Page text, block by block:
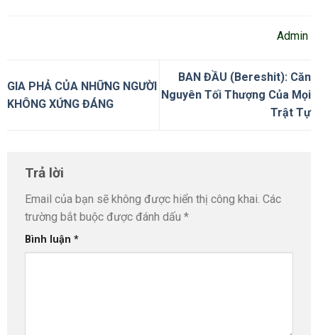
Admin
GIA PHẢ CỦA NHỮNG NGƯỜI
KHÔNG XỨNG ĐÁNG
BAN ĐẦU (Bereshit): Căn
Nguyên Tối Thượng Của Mọi
Trật Tự
Trả lời
Email của bạn sẽ không được hiển thị công khai. Các
trường bắt buộc được đánh dấu *
Bình luận *